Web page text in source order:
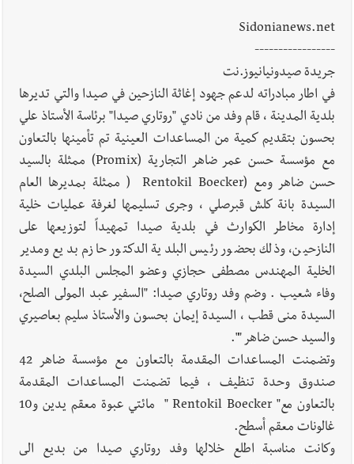
Sidonianews.net
-----------------
جريدة صيدونيانيوز.نت
في اطار مبادراته لدعم جهود إغاثة النازحين في صيدا والتي تديرها
بلدية المدينة ، قام وفد من نادي "روتاري صيدا" برئاسة الأستاذ علي
بحسون بتقديم كمية من المساعدات العينية تم تأمينها بالتعاون
مع مؤسسة حسن عمر ضاهر التجارية (Promix) ممثلة بالسيد
حسن ضاهر ومع (Rentokil Boecker ( ممثلة بمديرها العام
السيدة بانة كلش قبرصلي ، وجرى تسليمها لغرفة عمليات خلية
إدارة مخاطر الكوارث في بلدية صيدا تمهيداً لتوزيعها على
النازحين، وذلك بحضور رئيس البلدية الدكتور حازم بديع ومدير
الخلية المهندس مصطفى حجازي وعضو المجلس البلدي السيدة
وفاء شعيب . وضم وفد روتاري صيدا: "السفير عبد المولى الصلح،
السيدة منى قطب ، السيدة إيمان بحسون والأستاذ سليم بعاصيري
والسيد حسن ضاهر "".
وتضمنت المساعدات المقدمة بالتعاون مع مؤسسة ضاهر 42
صندوق وحدة تنظيف ، فيما تضمنت المساعدات المقدمة
بالتعاون مع" Rentokil Boecker " مائتي عبوة معقم يدين و10
غالونات معقم أسطح.
وكانت مناسبة اطلع خلالها وفد روتاري صيدا من بديع الى